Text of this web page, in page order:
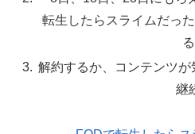
転生したらスライムだっ
る
解約するか、コンテンツ
継